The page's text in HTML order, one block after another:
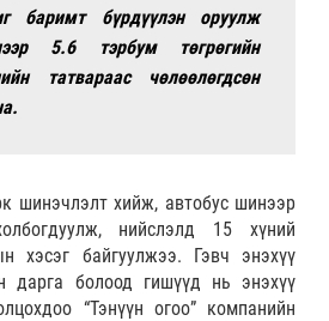
баримт бүрдүүлэн оруулж
5.6 тэрбум төгрөгийн
татвараас чөлөөлөгдсөн
шинэчлэлт хийж, автобус шинээр
нийслэлд 15 хүний
хэсэг байгуулжээ. Гэвч энэхүү
дарга болоод гишүүд нь энэхүү
“Тэнүүн огоо” компанийн